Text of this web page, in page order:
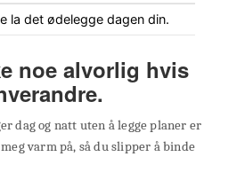
la det ødelegge dagen din.
noe alvorlig hvis
dag og natt uten å legge planer er
varm på, så du slipper å binde